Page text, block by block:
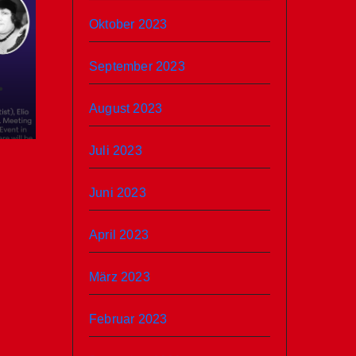
Oktober 2023
September 2023
August 2023
Juli 2023
Juni 2023
April 2023
März 2023
Februar 2023